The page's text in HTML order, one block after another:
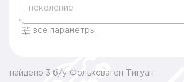
поколение
все параметры
найдено 3 б/у Фольксваген Тигуан